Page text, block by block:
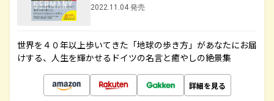
2022.11.04 発売
世界を４０年以上歩いてきた「地球の歩き方」があなたにお届
けする、人生を輝かせるドイツの名言と癒やしの絶景集
詳細を見る